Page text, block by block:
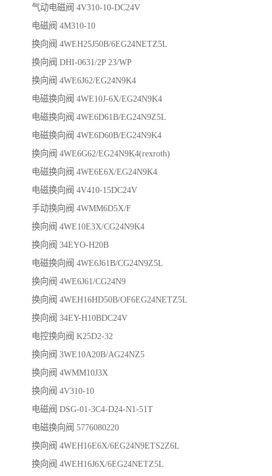
气动电磁阀 4V310-10-DC24V
电磁阀 4M310-10
换向阀 4WEH25J50B/6EG24NETZ5L
换向阀 DHI-0631/2P 23/WP
换向阀 4WE6J62/EG24N9K4
电磁换向阀 4WE10J-6X/EG24N9K4
电磁换向阀 4WE6D61B/EG24N9Z5L
电磁换向阀 4WE6D60B/EG24N9K4
换向阀 4WE6G62/EG24N9K4(rexroth)
电磁换向阀 4WE6E6X/EG24N9K4
电磁换向阀 4V410-15DC24V
手动换向阀 4WMM6D5X/F
换向阀 4WE10E3X/CG24N9K4
换向阀 34EYO-H20B
电磁换向阀 4WE6J61B/CG24N9Z5L
换向阀 4WE6J61/CG24N9
换向阀 4WEH16HD50B/OF6EG24NETZ5L
换向阀 34EY-H10BDC24V
电控换向阀 K25D2-32
换向阀 3WE10A20B/AG24NZ5
换向阀 4WMM10J3X
换向阀 4V310-10
电磁阀 DSG-01-3C4-D24-N1-51T
电磁换向阀 5776080220
换向阀 4WEH16E6X/6EG24N9ETS2Z6L
换向阀 4WEH16J6X/6EG24NETZ5L